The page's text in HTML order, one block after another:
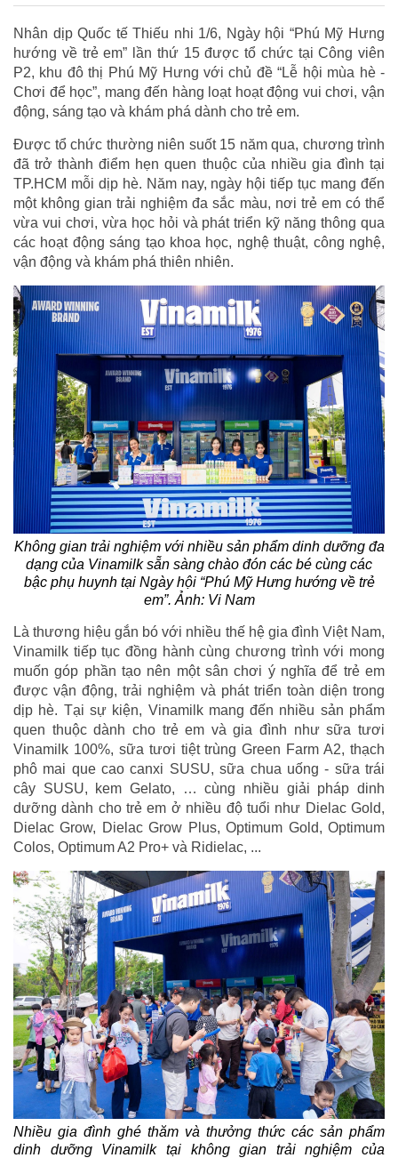
Nhân dịp Quốc tế Thiếu nhi 1/6, Ngày hội “Phú Mỹ Hưng
hướng về trẻ em” lần thứ 15 được tổ chức tại Công viên
P2, khu đô thị Phú Mỹ Hưng với chủ đề “Lễ hội mùa hè -
Chơi để học”, mang đến hàng loạt hoạt động vui chơi, vận
động, sáng tạo và khám phá dành cho trẻ em.
Được tổ chức thường niên suốt 15 năm qua, chương trình
đã trở thành điểm hẹn quen thuộc của nhiều gia đình tại
TP.HCM mỗi dịp hè. Năm nay, ngày hội tiếp tục mang đến
một không gian trải nghiệm đa sắc màu, nơi trẻ em có thể
vừa vui chơi, vừa học hỏi và phát triển kỹ năng thông qua
các hoạt động sáng tạo khoa học, nghệ thuật, công nghệ,
vận động và khám phá thiên nhiên.
Không gian trải nghiệm với nhiều sản phẩm dinh dưỡng đa
dạng của Vinamilk sẵn sàng chào đón các bé cùng các
bậc phụ huynh tại Ngày hội “Phú Mỹ Hưng hướng về trẻ
em”. Ảnh: Vi Nam
Là thương hiệu gắn bó với nhiều thế hệ gia đình Việt Nam,
Vinamilk tiếp tục đồng hành cùng chương trình với mong
muốn góp phần tạo nên một sân chơi ý nghĩa để trẻ em
được vận động, trải nghiệm và phát triển toàn diện trong
dịp hè. Tại sự kiện, Vinamilk mang đến nhiều sản phẩm
quen thuộc dành cho trẻ em và gia đình như sữa tươi
Vinamilk 100%, sữa tươi tiệt trùng Green Farm A2, thạch
phô mai que cao canxi SUSU, sữa chua uống - sữa trái
cây SUSU, kem Gelato, … cùng nhiều giải pháp dinh
dưỡng dành cho trẻ em ở nhiều độ tuổi như Dielac Gold,
Dielac Grow, Dielac Grow Plus, Optimum Gold, Optimum
Colos, Optimum A2 Pro+ và Ridielac, ...
Nhiều gia đình ghé thăm và thưởng thức các sản phẩm
dinh dưỡng Vinamilk tại không gian trải nghiệm của